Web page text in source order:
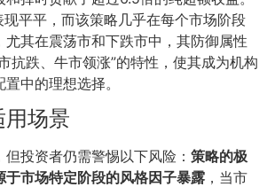
平平，而该策略几乎在每个市场阶段
尤其在震荡市和下跌市中，其防御属性
抗跌、牛市领涨”的特性，使其成为机构
中的理想选择。
用场景
投资者仍需警惕以下风险： 策略的极
于市场特定阶段的风格因子暴露 ，当市